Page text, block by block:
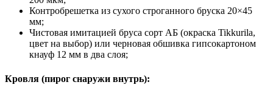
Контробрешетка из сухого строганного бруска 20×45
мм;
Чистовая имитацией бруса сорт АБ (окраска Tikkurila,
цвет на выбор) или черновая обшивка гипсокартоном
кнауф 12 мм в два слоя;
Кровля (пирог снаружи внутрь):